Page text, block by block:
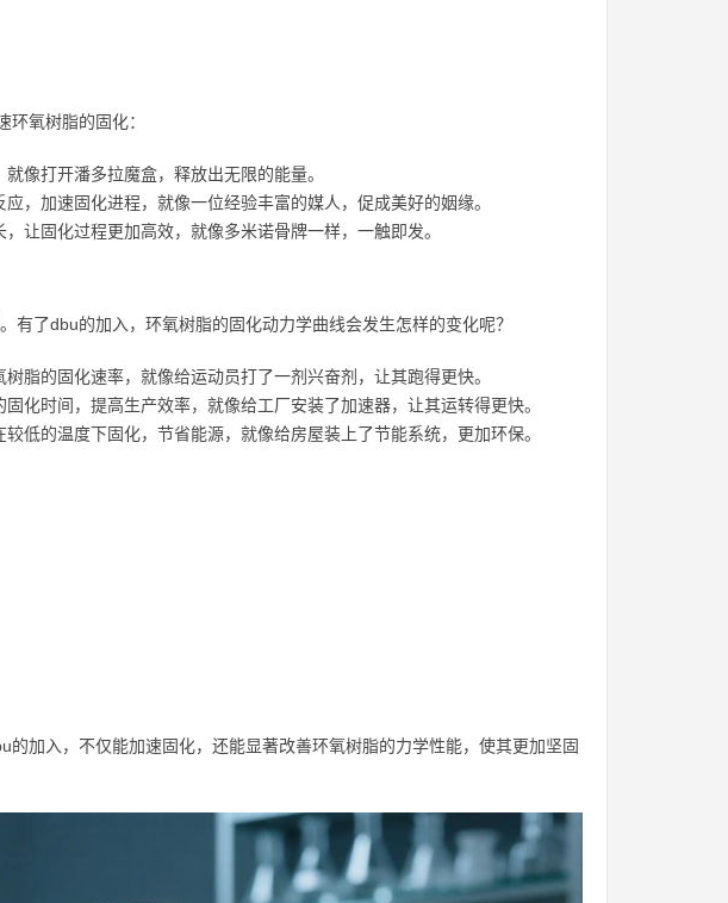
氧树脂的固化：
像打开潘多拉魔盒，释放出无限的能量。
，加速固化进程，就像一位经验丰富的媒人，促成美好的姻缘。
让固化过程更加高效，就像多米诺骨牌一样，一触即发。
有了dbu的加入，环氧树脂的固化动力学曲线会发生怎样的变化呢？
脂的固化速率，就像给运动员打了一剂兴奋剂，让其跑得更快。
化时间，提高生产效率，就像给工厂安装了加速器，让其运转得更快。
低的温度下固化，节省能源，就像给房屋装上了节能系统，更加环保。
加入，不仅能加速固化，还能显著改善环氧树脂的力学性能，使其更加坚固